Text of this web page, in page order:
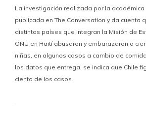
La investigación realizada por la académica
publicada en The Conversation y da cuenta
distintos países que integran la Misión de
ONU en Haití abusaron y embarazaron a
niñas, en algunos casos a cambio de
los datos que entrega, se indica que Chile
ciento de los casos.